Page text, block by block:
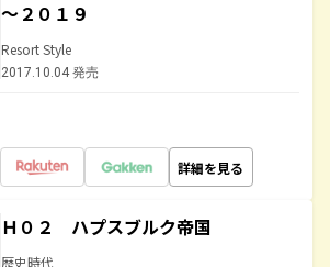
～２０１９
Resort Style
2017.10.04 発売
詳細を見る
Ｈ０２ ハプスブルク帝国
歴史時代